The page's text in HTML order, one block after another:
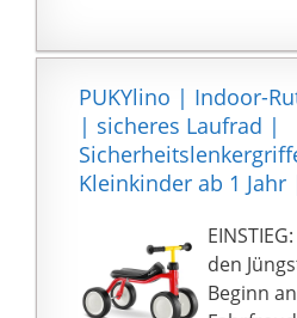
sowie
Bereifung.
Sie sich
wir haben
gedacht.
Einstieg
einfaches
für die
das
meistern.
Schnelles
Drücken
Öffnen
den
Der
erfolgt
PUKYlino | Indoor-
| sicheres Laufrad |
Kleinkinder ab 1 Jahr
den
Beginn